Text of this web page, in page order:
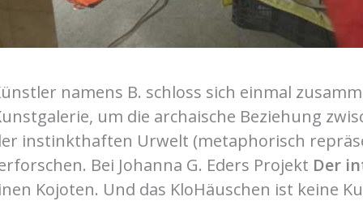
namens B. schloss sich einmal
um die archaische Beziehung
instinkthaften Urwelt (metaphorisch
Bei Johanna G. Eders Projekt Der
Kojoten. Und das KloHäuschen ist keine